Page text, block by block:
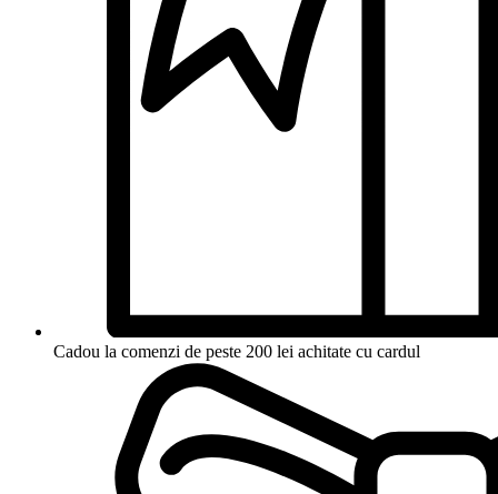
Cadou la comenzi de peste 200 lei achitate cu cardul